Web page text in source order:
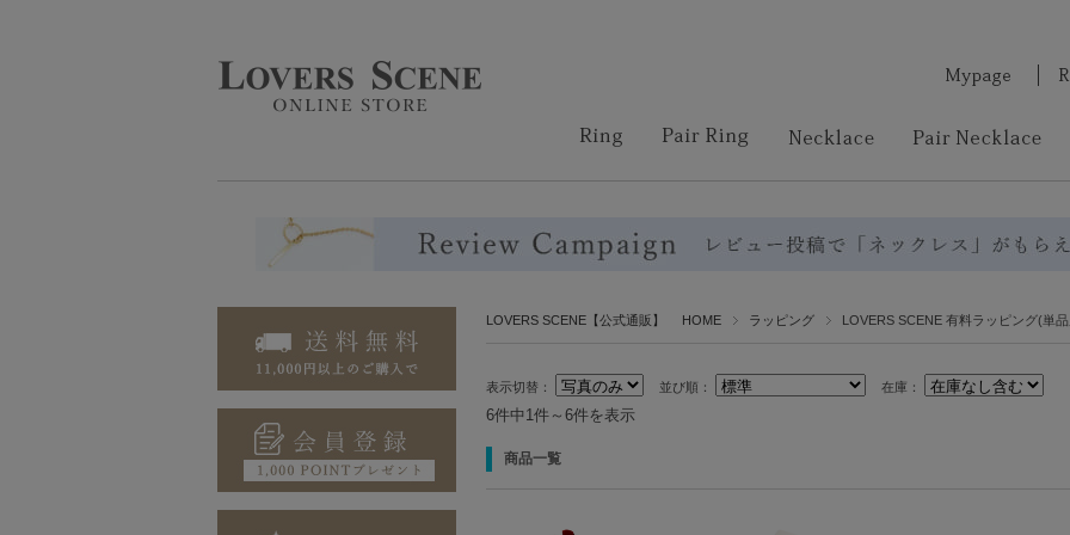
LOVERS SCENE【公式通販】 HOME ラッピング LOVERS SCENE 有料ラッピング(単
表示切替： 並び順： 在庫：
6件中1件～6件を表示
商品一覧